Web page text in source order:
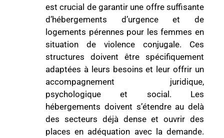
est crucial de garantir une offre suffisante
d’hébergements d’urgence et de
logements pérennes pour les femmes en
situation de violence conjugale. Ces
structures doivent être spécifiquement
adaptées à leurs besoins et leur offrir un
accompagnement juridique,
psychologique et social. Les
hébergements doivent s’étendre au delà
des secteurs déjà dense et ouvrir des
places en adéquation avec la demande.